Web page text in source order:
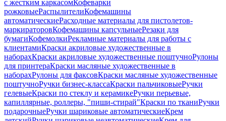
с жестким каркасомКофеварки
рожковыеРаспылителиКофемашины
автоматическиеРасходные материалы для пистолетов-
маркираторовКофемашины капсульныеРезаки для
бумагиКофемолкиРекламные материалы для работы с
клиентамиКраски акриловые художественные в
наборахКраски акриловые художественные поштучноРулоны
для принтераКраски масляные художественные в
наборахРулоны для факсовКраски масляные художественные
поштучноРучки бизнес-классаКраски пальчиковыеРучки
гелевыеКраски по стеклу и керамикеРучки перьевые,
капиллярные, роллеры, "пиши-стирай"Краски по тканиРучки
подарочныеРучки шариковые автоматическиеКрем